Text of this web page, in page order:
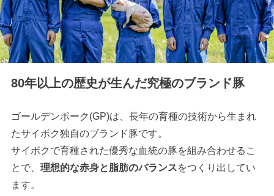
80年以上の歴史が生んだ究極のブランド豚
ゴールデンポーク(GP)は、長年の育種の技術から生まれ
たサイボク独自のブランド豚です。
サイボクで育種された優秀な血統の豚を組み合わせるこ
とで、 理想的な赤身と脂肪のバランスをつくり出してい
ます。